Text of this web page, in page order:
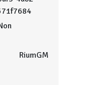
RiumGM